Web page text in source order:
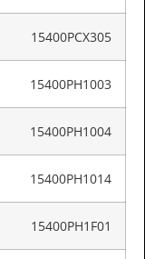
15400PCX305
15400PH1003
15400PH1004
15400PH1014
15400PH1F01